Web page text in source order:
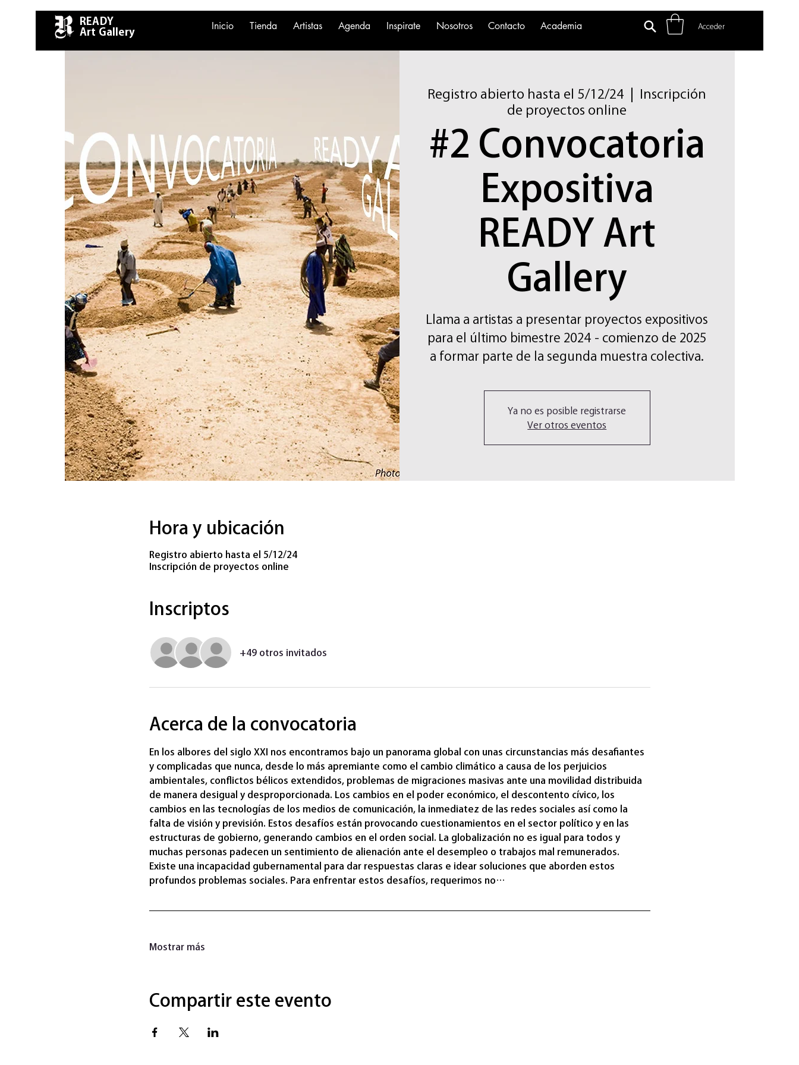
READY
Art Gallery
Inicio Tienda Artistas Agenda Inspirate Nosotros Contacto Academia Acceder
Registro abierto hasta el 5/12/24
Inscripción
de proyectos online
#2 Convocatoria
Expositiva
READY Art
Gallery
Llama a artistas a presentar proyectos expositivos
para el último bimestre 2024 - comienzo de 2025
a formar parte de la segunda muestra colectiva.
Ya no es posible registrarse
Ver otros eventos
Hora y ubicación
Registro abierto hasta el 5/12/24
Inscripción de proyectos online
Inscriptos
+49 otros invitados
Acerca de la convocatoria
En los albores del siglo XXI nos encontramos bajo un panorama global con unas circunstancias más desafiantes
y complicadas que nunca, desde lo más apremiante como el cambio climático a causa de los perjuicios
ambientales, conflictos bélicos extendidos, problemas de migraciones masivas ante una movilidad distribuida
de manera desigual y desproporcionada. Los cambios en el poder económico, el descontento cívico, los
cambios en las tecnologías de los medios de comunicación, la inmediatez de las redes sociales así como la
falta de visión y previsión. Estos desafíos están provocando cuestionamientos en el sector político y en las
estructuras de gobierno, generando cambios en el orden social. La globalización no es igual para todos y
muchas personas padecen un sentimiento de alienación ante el desempleo o trabajos mal remunerados.
Existe una incapacidad gubernamental para dar respuestas claras e idear soluciones que aborden estos
profundos problemas sociales. Para enfrentar estos desafíos, requerimos no…
Mostrar más
Compartir este evento